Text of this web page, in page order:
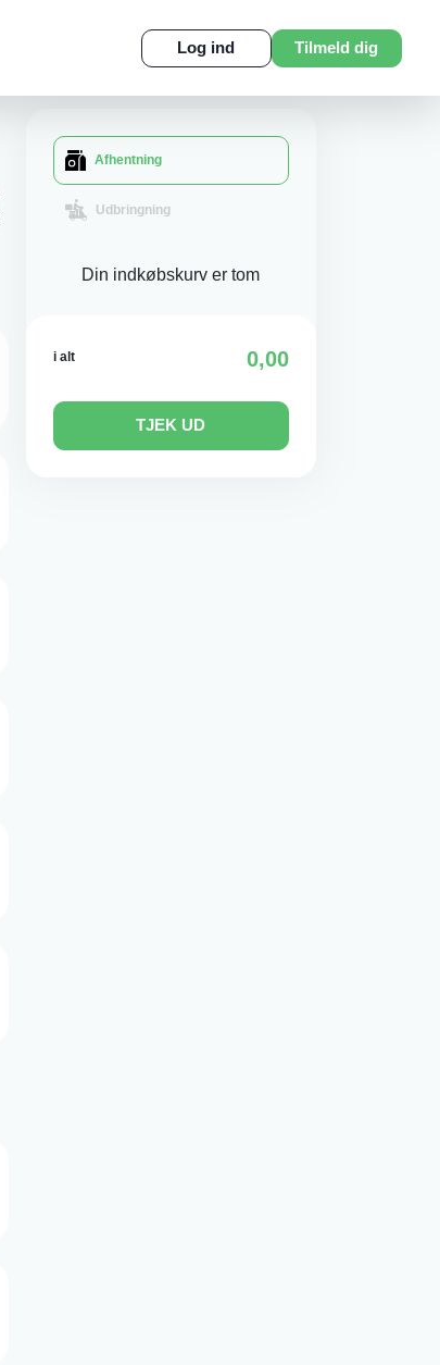
Log ind Tilmeld dig
Afhentning
Udbringning
Din indkøbskurv er tom
i alt 0,00
TJEK UD